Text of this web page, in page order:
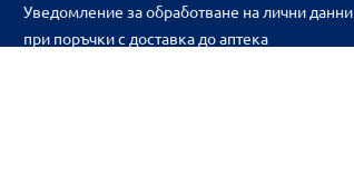
Уведомление за обработване на лични данни
при поръчки с доставка до аптека